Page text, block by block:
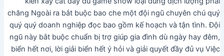
chăng Ngoài ra bắt buộc bao che một đội ngũ chuyên chú quý
quý quý doanh nghiệp đọc bao gồm kế hoạch và tận tình. Đội
ngũ này bắt buộc chuẩn bị trợ giúp gia đình dù ngày hay đêm,
biển hết nơi, lời giải biển hết ý hỏi và giải quyết đầy đủ vụ Việc